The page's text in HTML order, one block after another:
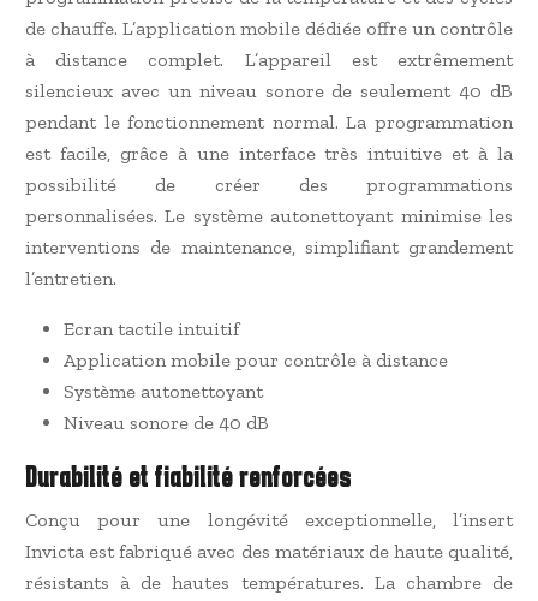
de chauffe. L’application mobile dédiée offre un contrôle
à distance complet. L’appareil est extrêmement
silencieux avec un niveau sonore de seulement 40 dB
pendant le fonctionnement normal. La programmation
est facile, grâce à une interface très intuitive et à la
possibilité de créer des programmations
personnalisées. Le système autonettoyant minimise les
interventions de maintenance, simplifiant grandement
l’entretien.
Ecran tactile intuitif
Application mobile pour contrôle à distance
Système autonettoyant
Niveau sonore de 40 dB
Durabilité et fiabilité renforcées
Conçu pour une longévité exceptionnelle, l’insert
Invicta est fabriqué avec des matériaux de haute qualité,
résistants à de hautes températures. La chambre de